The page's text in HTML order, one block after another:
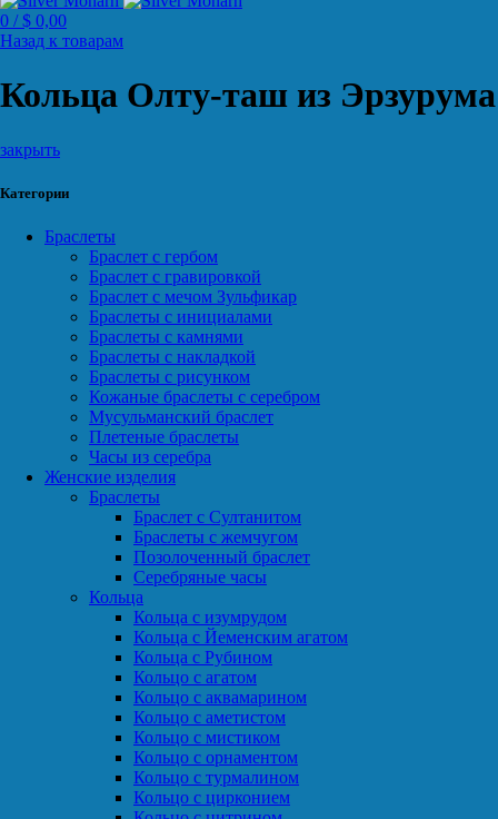
0 / $ 0,00
Назад к товарам
Кольца Олту-таш из Эрзурума
закрыть
Категории
Браслеты
Браслет с гербом
Браслет с гравировкой
Браслет с мечом Зульфикар
Браслеты с инициалами
Браслеты с камнями
Браслеты с накладкой
Браслеты с рисунком
Кожаные браслеты с серебром
Мусульманский браслет
Плетеные браслеты
Часы из серебра
Женские изделия
Браслеты
Браслет с Султанитом
Браслеты с жемчугом
Позолоченный браслет
Серебряные часы
Кольца
Кольца с изумрудом
Кольца с Йеменским агатом
Кольца с Рубином
Кольцо с агатом
Кольцо с аквамарином
Кольцо с аметистом
Кольцо с мистиком
Кольцо с орнаментом
Кольцо с турмалином
Кольцо с цирконием